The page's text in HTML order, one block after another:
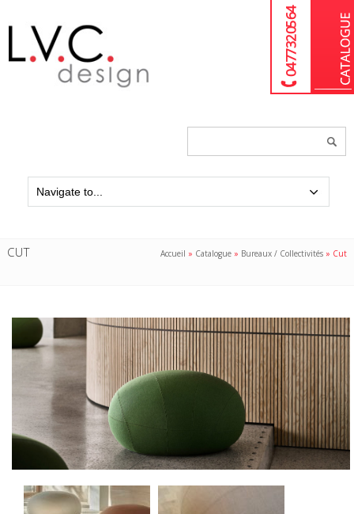
04 77 32 05 64
CUT Accueil » Catalogue » Bureaux / Collectivités » Cut